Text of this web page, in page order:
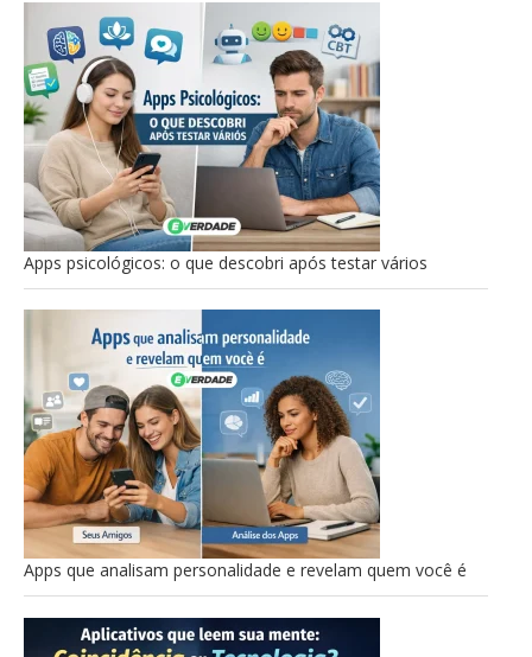
Apps psicológicos: o que descobri após testar vários
Apps que analisam personalidade e revelam quem você é